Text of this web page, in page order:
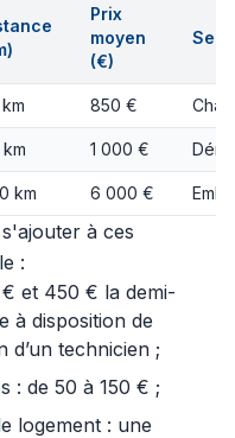
Prix
moyen
(€)
850 €
1 000 €
km 6 000 €
à ces
:
et 450 € la demi-
à disposition de
d’un technicien ;
: de 50 à 150 € ;
logement : une